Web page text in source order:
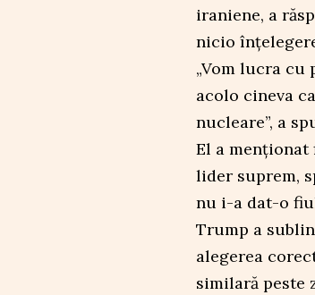
iraniene, a
nicio
„Vom lucra
acolo cineva
nucleare”, a
El a
lider suprem,
nu i-a dat-o
Trump a
alegerea
similară peste